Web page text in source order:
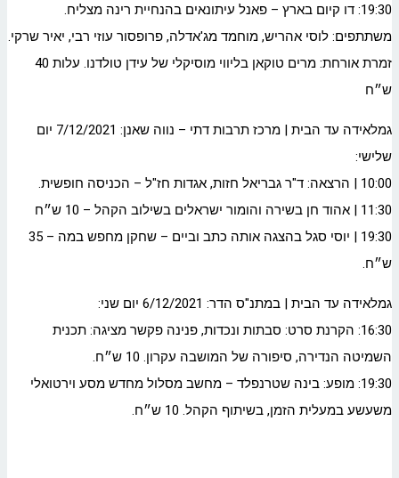
19:30: דו קיום בארץ – פאנל עיתונאים בהנחיית רינה מצליח.
משתתפים: לוסי אהריש, מוחמד מג'אדלה, פרופסור עוזי רבי, יאיר שרקי.
זמרת אורחת: מרים טוקאן בליווי מוסיקלי של עידן טולדנו. עלות 40
ש״ח
גמלאידה עד הבית | מרכז תרבות דתי – נווה שאנן: 7/12/2021 יום
שלישי:
10:00 | הרצאה: ד"ר גבריאל חזות, אגדות חז"ל – הכניסה חופשית.
11:30 | אהוד חן בשירה והומור ישראלים בשילוב הקהל – 10 ש״ח
19:30 | יוסי סגל בהצגה אותה כתב וביים – שחקן מחפש במה – 35
ש״ח.
גמלאידה עד הבית | במתנ"ס הדר: 6/12/2021 יום שני:
16:30: הקרנת סרט: סבתות ונכדות, פנינה פקשר מציגה: תכנית
השמיטה הנדירה, סיפורה של המושבה עקרון. 10 ש״ח.
19:30: מופע: בינה שטרנפלד – מחשב מסלול מחדש מסע וירטואלי
משעשע במעלית הזמן, בשיתוף הקהל. 10 ש״ח.